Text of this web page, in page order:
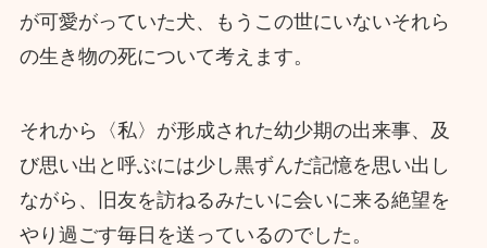
が可愛がっていた犬、もうこの世にいないそれら
の生き物の死について考えます。
それから〈私〉が形成された幼少期の出来事、及
び思い出と呼ぶには少し黒ずんだ記憶を思い出し
ながら、旧友を訪ねるみたいに会いに来る絶望を
やり過ごす毎日を送っているのでした。